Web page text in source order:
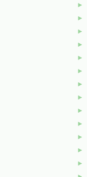
►
►
►
►
►
►
►
►
►
►
►
►
►